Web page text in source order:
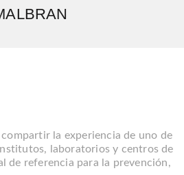
la experiencia de uno de
laboratorios y centros de
de referencia para la prevención,